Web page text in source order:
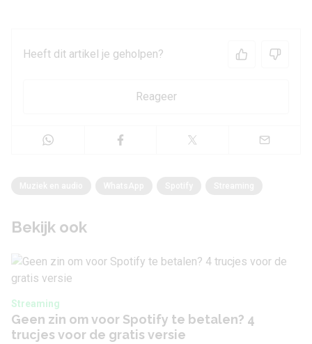
Heeft dit artikel je geholpen?
Reageer
Bekijk ook
Streaming
Geen zin om voor Spotify te betalen? 4
trucjes voor de gratis versie